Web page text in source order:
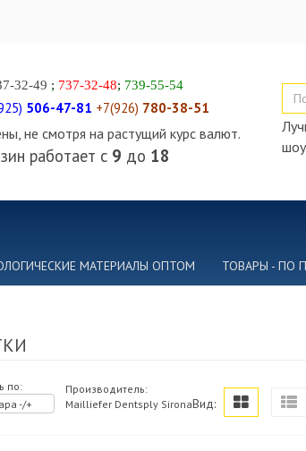
32-49 ; 737-32-48; 739-55-54
506-47-81 +7(926) 780-38-51
не смотря на растущий курс валют.
работает с 9 до 18
МАТЕРИАЛЫ ОПТОМ ТОВАРЫ - ПО
по:
-/+
Производитель:
Mailliefer Dentsply SironaВид: